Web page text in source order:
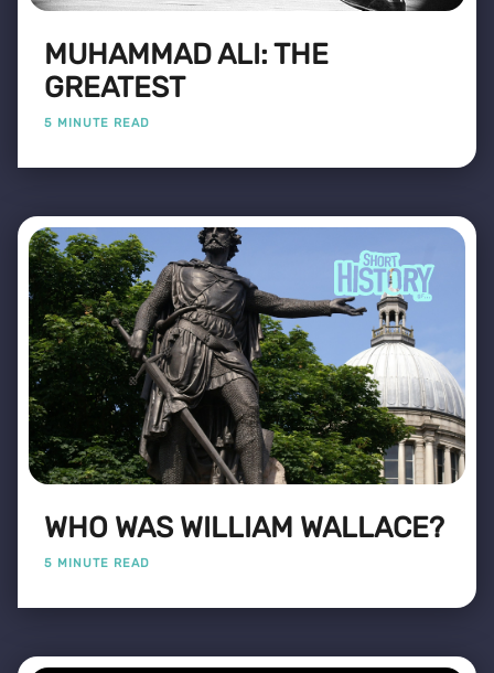
MUHAMMAD ALI: THE
GREATEST
5 MINUTE READ
WHO WAS WILLIAM WALLACE?
5 MINUTE READ